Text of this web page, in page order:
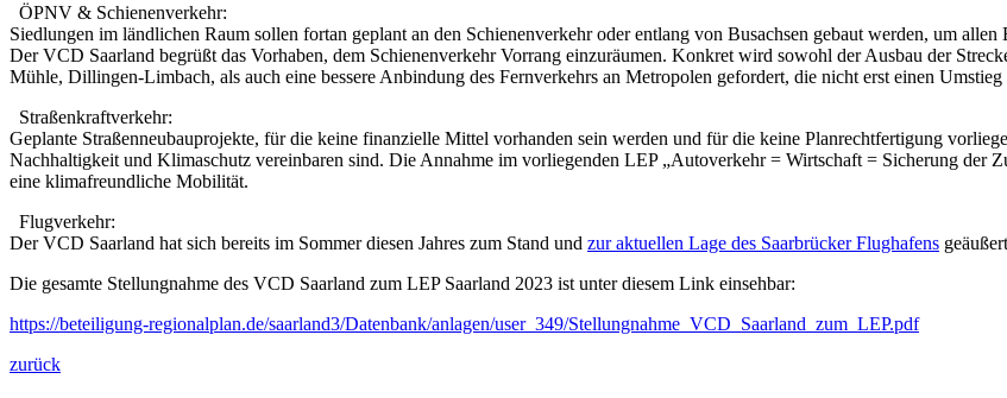
ÖPNV & Schienenverkehr:
Siedlungen im ländlichen Raum sollen fortan geplant an den Schienenverkehr oder entlang von Busachsen gebaut werden, um
Der VCD Saarland begrüßt das Vorhaben, dem Schienenverkehr Vorrang einzuräumen. Konkret wird sowohl der Ausbau der
Mühle, Dillingen-Limbach, als auch eine bessere Anbindung des Fernverkehrs an Metropolen gefordert, die nicht erst einen
Straßenkraftverkehr:
Geplante Straßenneubauprojekte, für die keine finanzielle Mittel vorhanden sein werden und für die keine Planrechtfertigung
Nachhaltigkeit und Klimaschutz vereinbaren sind. Die Annahme im vorliegenden LEP „Autoverkehr = Wirtschaft = Sicherung der
eine klimafreundliche Mobilität.
Flugverkehr:
Der VCD Saarland hat sich bereits im Sommer diesen Jahres zum Stand und zur aktuellen Lage des Saarbrücker Flughafens
Die gesamte Stellungnahme des VCD Saarland zum LEP Saarland 2023 ist unter diesem Link einsehbar:
https://beteiligung-regionalplan.de/saarland3/Datenbank/anlagen/user_349/Stellungnahme_VCD_Saarland_zum_LEP.pdf
zurück